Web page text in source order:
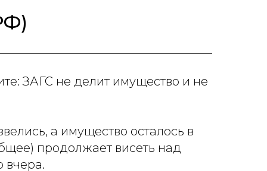
ЗАГС не делит имущество и не
а имущество осталось в
продолжает висеть над
вчера.